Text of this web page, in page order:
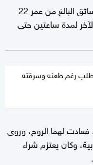
وبحسب موقع "البوابة نيوز" هرع السائق البالغ من عمر 22
لمدة ساعتين حتى
رغم طعنه وسرقته
لهما الروح، وروى
وكان يعتزم شراء